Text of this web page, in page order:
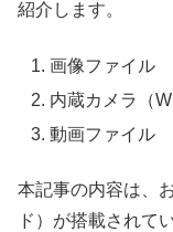
紹介します。
画像ファイル
内蔵カメラ（
動画ファイル
本記事の内容は、
ド）が搭載されて